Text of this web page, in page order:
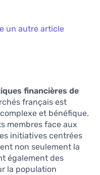
un autre article
financières de
français est
et bénéfique.
membres face aux
initiatives centrées
non seulement la
également des
la population